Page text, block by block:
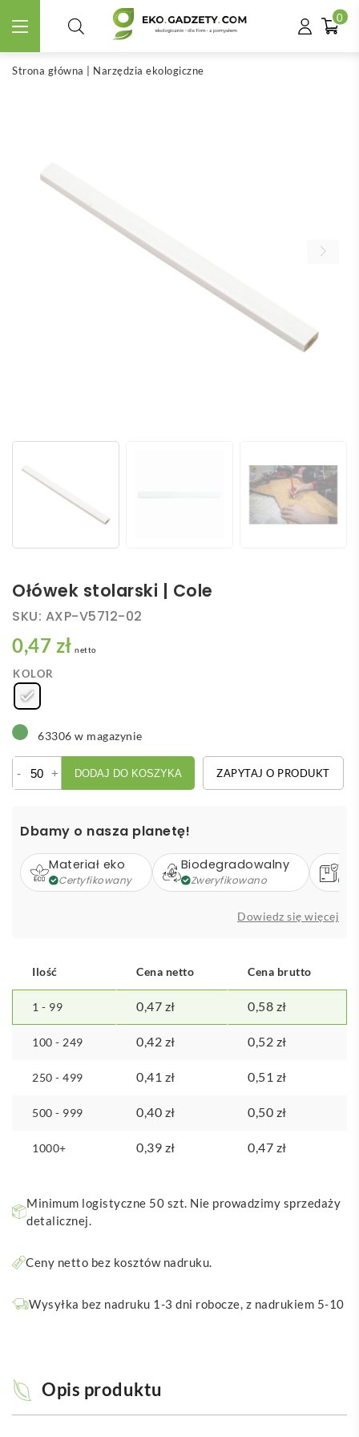
0
Strona główna Narzędzia ekologiczne
Ołówek stolarski | Cole
SKU: AXP-V5712-02
0,47 zł netto
KOLOR
63306 w magazynie
-
Ołówek
Cole
+ DODAJ DO KOSZYKA ZAPYTAJ O PRODUKT
Dbamy o nasza planetę!
Materiał eko
Certyfikowany
Biodegradowalny
Zweryfikowano
Dowiedz się więcej
Ilość Cena netto Cena brutto
1 - 99 0,47 zł 0,58 zł
100 - 249 0,42 zł 0,52 zł
250 - 499 0,41 zł 0,51 zł
500 - 999 0,40 zł 0,50 zł
1000+ 0,39 zł 0,47 zł
Minimum logistyczne 50 szt. Nie prowadzimy sprzedaży
detalicznej.
Ceny netto bez kosztów nadruku.
Wysyłka bez nadruku 1-3 dni robocze, z nadrukiem 5-10
Opis produktu